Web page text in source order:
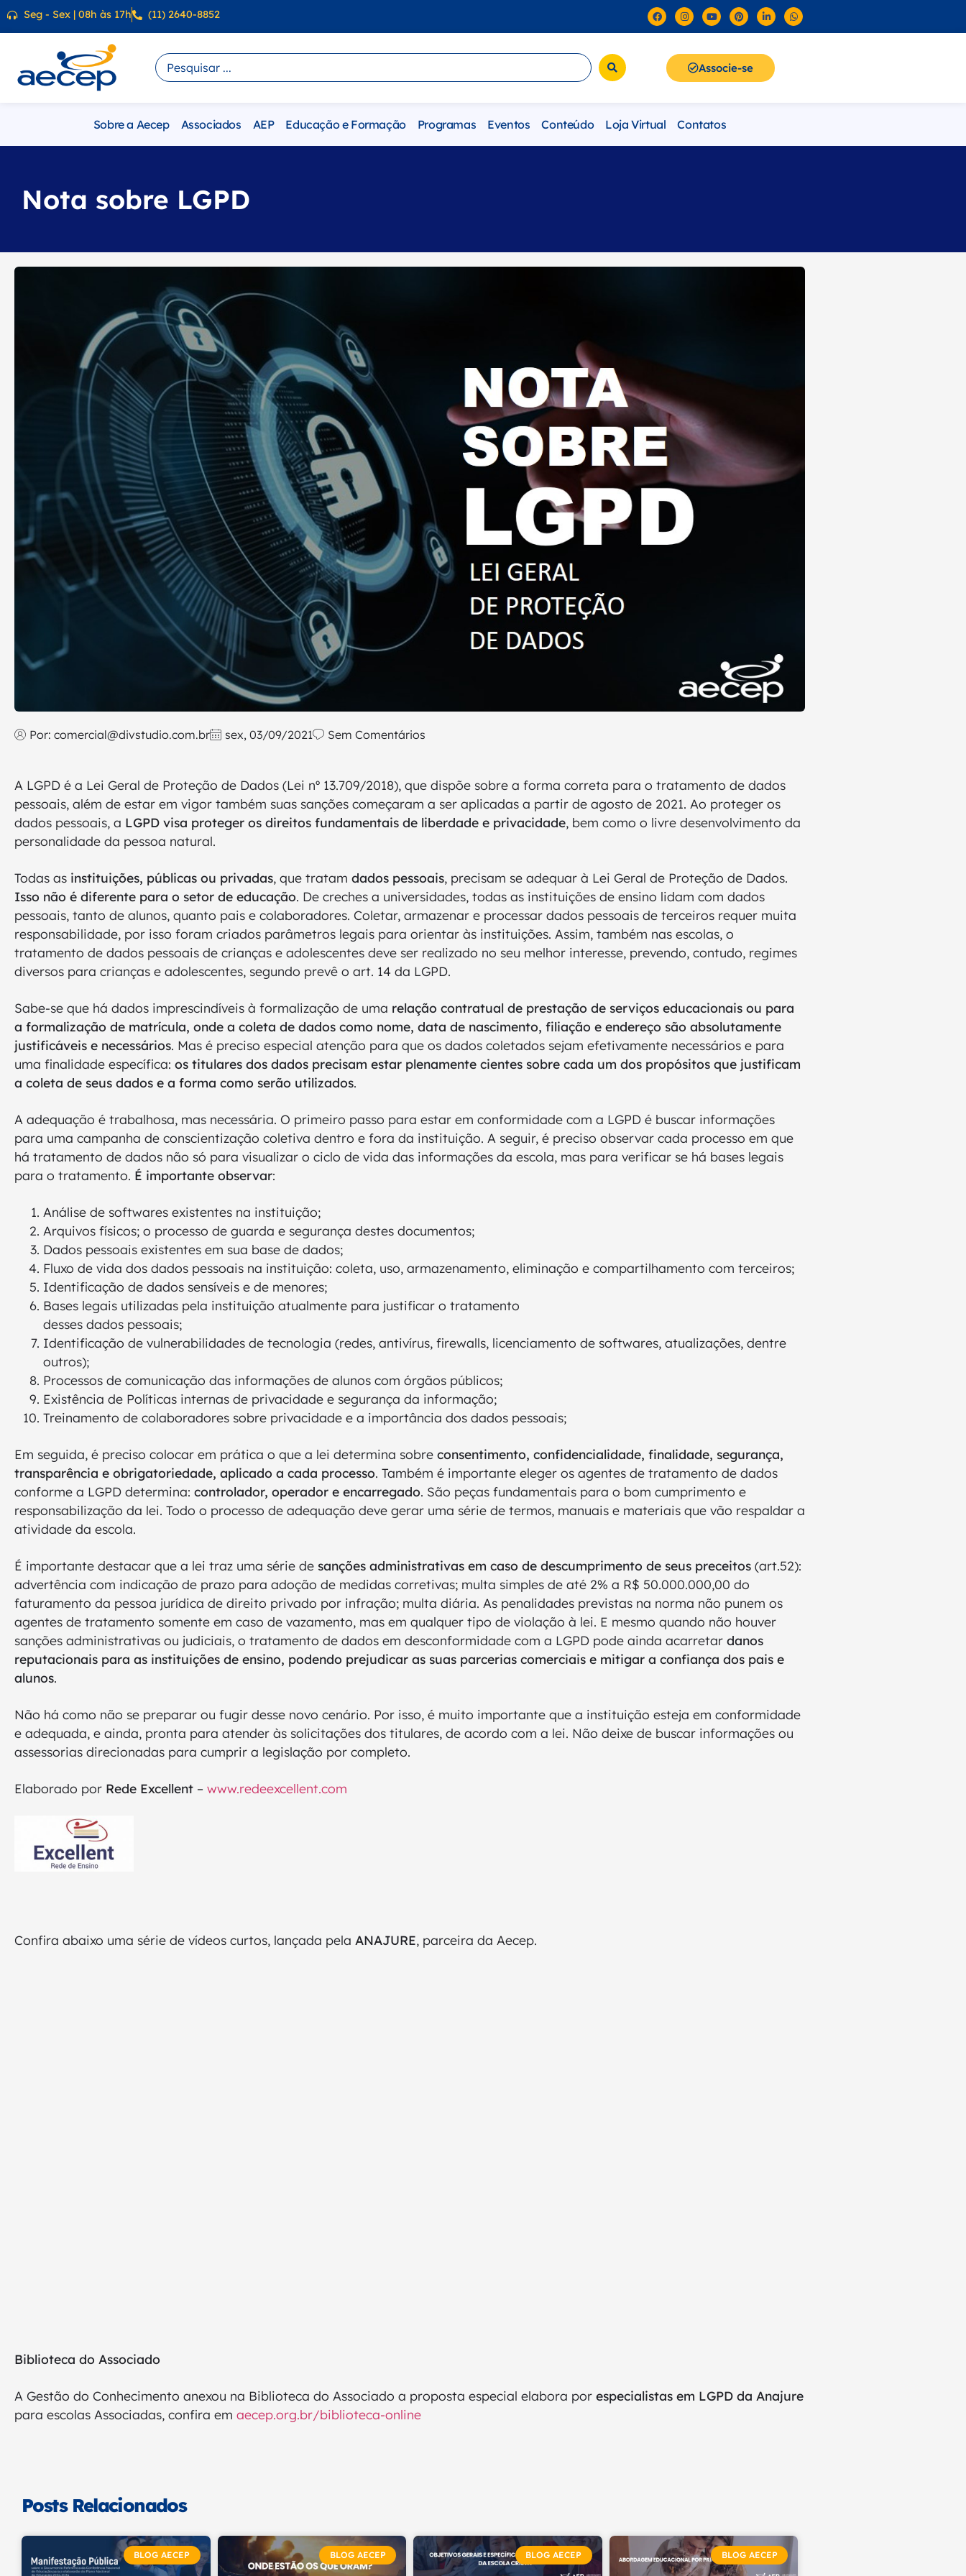
Seg - Sex | 08h às 17h (11) 2640-8852
Associe-se
Sobre a Aecep Associados AEP Educação e Formação Programas Eventos Conteúdo Loja Virtual Contatos
Nota sobre LGPD
Por: comercial@divstudio.com.br sex, 03/09/2021 Sem Comentários
A LGPD é a Lei Geral de Proteção de Dados (Lei nº 13.709/2018), que dispõe sobre a forma correta para o tratamento de dados
pessoais, além de estar em vigor também suas sanções começaram a ser aplicadas a partir de agosto de 2021. Ao proteger os
dados pessoais, a LGPD visa proteger os direitos fundamentais de liberdade e privacidade, bem como o livre desenvolvimento da
personalidade da pessoa natural.
Todas as instituições, públicas ou privadas, que tratam dados pessoais, precisam se adequar à Lei Geral de Proteção de Dados.
Isso não é diferente para o setor de educação. De creches a universidades, todas as instituições de ensino lidam com dados
pessoais, tanto de alunos, quanto pais e colaboradores. Coletar, armazenar e processar dados pessoais de terceiros requer muita
responsabilidade, por isso foram criados parâmetros legais para orientar às instituições. Assim, também nas escolas, o
tratamento de dados pessoais de crianças e adolescentes deve ser realizado no seu melhor interesse, prevendo, contudo, regimes
diversos para crianças e adolescentes, segundo prevê o art. 14 da LGPD.
Sabe-se que há dados imprescindíveis à formalização de uma relação contratual de prestação de serviços educacionais ou para
a formalização de matrícula, onde a coleta de dados como nome, data de nascimento, filiação e endereço são absolutamente
justificáveis e necessários. Mas é preciso especial atenção para que os dados coletados sejam efetivamente necessários e para
uma finalidade específica: os titulares dos dados precisam estar plenamente cientes sobre cada um dos propósitos que justificam
a coleta de seus dados e a forma como serão utilizados.
A adequação é trabalhosa, mas necessária. O primeiro passo para estar em conformidade com a LGPD é buscar informações
para uma campanha de conscientização coletiva dentro e fora da instituição. A seguir, é preciso observar cada processo em que
há tratamento de dados não só para visualizar o ciclo de vida das informações da escola, mas para verificar se há bases legais
para o tratamento. É importante observar:
Análise de softwares existentes na instituição;
Arquivos físicos; o processo de guarda e segurança destes documentos;
Dados pessoais existentes em sua base de dados;
Fluxo de vida dos dados pessoais na instituição: coleta, uso, armazenamento, eliminação e compartilhamento com terceiros;
Identificação de dados sensíveis e de menores;
Bases legais utilizadas pela instituição atualmente para justificar o tratamento
desses dados pessoais;
Identificação de vulnerabilidades de tecnologia (redes, antivírus, firewalls, licenciamento de softwares, atualizações, dentre
outros);
Processos de comunicação das informações de alunos com órgãos públicos;
Existência de Políticas internas de privacidade e segurança da informação;
Treinamento de colaboradores sobre privacidade e a importância dos dados pessoais;
Em seguida, é preciso colocar em prática o que a lei determina sobre consentimento, confidencialidade, finalidade, segurança,
transparência e obrigatoriedade, aplicado a cada processo. Também é importante eleger os agentes de tratamento de dados
conforme a LGPD determina: controlador, operador e encarregado. São peças fundamentais para o bom cumprimento e
responsabilização da lei. Todo o processo de adequação deve gerar uma série de termos, manuais e materiais que vão respaldar a
atividade da escola.
É importante destacar que a lei traz uma série de sanções administrativas em caso de descumprimento de seus preceitos (art.52):
advertência com indicação de prazo para adoção de medidas corretivas; multa simples de até 2% a R$ 50.000.000,00 do
faturamento da pessoa jurídica de direito privado por infração; multa diária. As penalidades previstas na norma não punem os
agentes de tratamento somente em caso de vazamento, mas em qualquer tipo de violação à lei. E mesmo quando não houver
sanções administrativas ou judiciais, o tratamento de dados em desconformidade com a LGPD pode ainda acarretar danos
reputacionais para as instituições de ensino, podendo prejudicar as suas parcerias comerciais e mitigar a confiança dos pais e
alunos.
Não há como não se preparar ou fugir desse novo cenário. Por isso, é muito importante que a instituição esteja em conformidade
e adequada, e ainda, pronta para atender às solicitações dos titulares, de acordo com a lei. Não deixe de buscar informações ou
assessorias direcionadas para cumprir a legislação por completo.
Elaborado por Rede Excellent – www.redeexcellent.com
Confira abaixo uma série de vídeos curtos, lançada pela ANAJURE, parceira da Aecep.
Biblioteca do Associado
A Gestão do Conhecimento anexou na Biblioteca do Associado a proposta especial elabora por especialistas em LGPD da Anajure
para escolas Associadas, confira em aecep.org.br/biblioteca-online
Posts Relacionados
BLOG AECEP BLOG AECEP BLOG AECEP BLOG AECEP